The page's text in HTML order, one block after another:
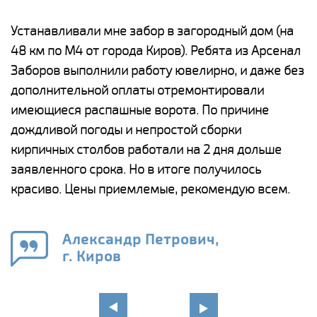
Устанавливали мне забор в загородный дом (на
48 км по М4 от города Киров). Ребята из Арсенал
Заборов выполнили работу ювелирно, и даже без
дополнительной оплаты отремонтировали
имеющиеся распашные ворота. По причине
дождливой погоды и непростой сборки
кирпичных столбов работали на 2 дня дольше
заявленного срока. Но в итоге получилось
красиво. Цены приемлемые, рекомендую всем.
Александр Петрович,
г. Киров